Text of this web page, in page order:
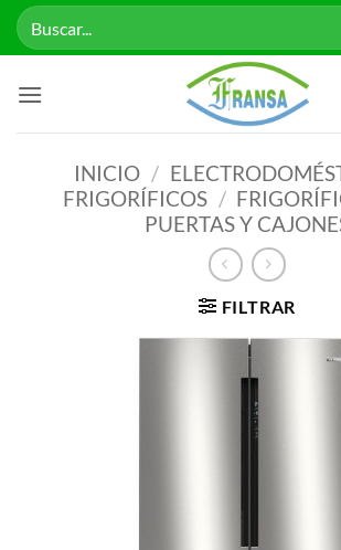
Saltar
Buscar
por:
INICIO /
FRIGORÍFICOS /
PUERTAS Y
FILTRAR